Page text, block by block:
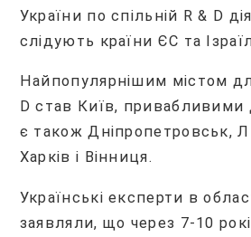
України по спільній R & D
слідують країни ЄС та
Найпопулярнішим містом
D став Київ, привабливими
є також Дніпропетровськ,
Харків і Вінниця.
Українські експерти в
заявляли, що через 7-10